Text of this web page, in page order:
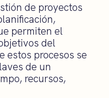
de proyectos
permiten el
del
estos procesos se
de un
recursos,